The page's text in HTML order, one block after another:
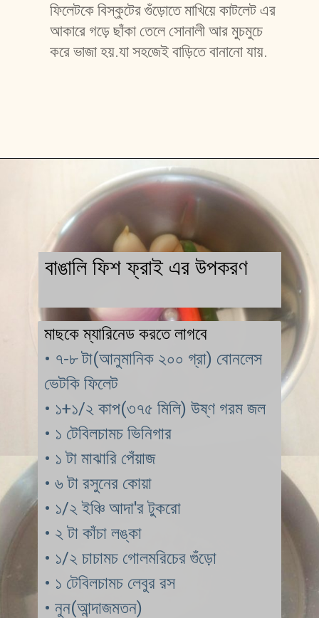
ফিলেটকে বিস্কুটের গুঁড়োতে মাখিয়ে কাটলেট এর
আকারে গড়ে ছাঁকা তেলে সোনালী আর মুচমুচে
করে ভাজা হয়.যা সহজেই বাড়িতে বানানো যায়.
মাছকে ম্যারিনেড করতে লাগবে
• ৭-৮ টা(আনুমানিক ২০০ গ্রা) বোনলেস
ভেটকি ফিলেট
• ১+১/২ কাপ(৩৭৫ মিলি) উষ্ণ গরম জল
• ১ টেবিলচামচ ভিনিগার
• ১ টা মাঝারি পেঁয়াজ
• ৬ টা রসুনের কোয়া
• ১/২ ইঞ্চি আদা'র টুকরো
• ২ টা কাঁচা লঙ্কা
• ১/২ চাচামচ গোলমরিচের গুঁড়ো
• ১ টেবিলচামচ লেবুর রস
• নুন(আন্দাজমতন)
বাঙালি ফিশ ফ্রাই এর উপকরণ